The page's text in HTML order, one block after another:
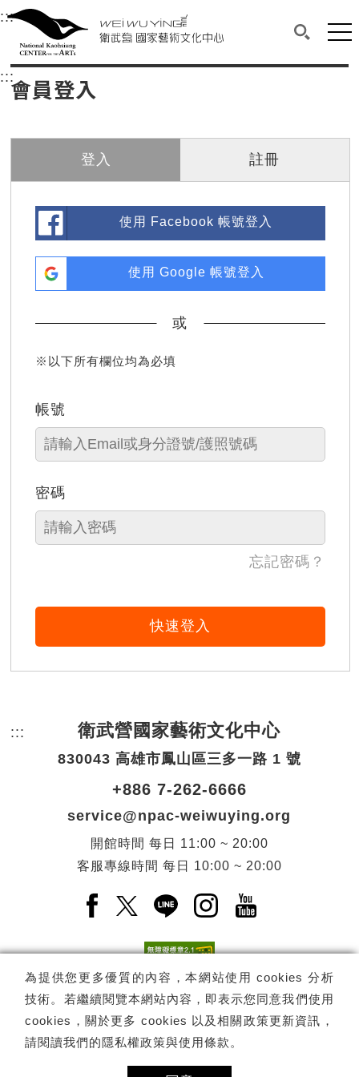
衛武營國家藝術文化中心
中央內容區塊，為本頁主要內容區。
:::選單連結區塊，此區塊列有本網站主要連結。
衛武營國家藝術文化中心
搜尋(開
網
::: 中央內容區塊，為本頁主要內容區。
會員登入
登入 註冊
使用 Facebook 帳號登入
使用 Google 帳號登入
或
※以下所有欄位均為必填
帳號
密碼
忘記密碼？
快速登入
為提供您更多優質的內容，本網站使用 cookies 分析
技術。若繼續閱覽本網站內容，即表示您同意我們使用
cookies，關於更多 cookies 以及相關政策更新資訊，
請閱讀我們的隱私權政策與使用條款 。
::: 頁尾網站資訊。
衛武營國家藝術文化中心
830043 高雄市鳳山區三多一路 1 號
+886 7-262-6666
service@npac-weiwuying.org
開館時間 每日
11:00 ~ 20:00
客服專線時間 每日 10:00 ~ 20:00
Facebook(另開新視窗)
X(另開新視窗)
LINE(另開新視窗)
Instagram(另開新視
YouTube(另開
電子報訂閱 訂閱
Copyright © 國家表演藝術中心 -衛武營國家藝術文化中心